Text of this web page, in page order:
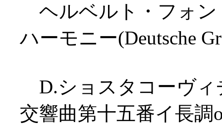
ヘルベルト・フォン
ハーモニー(Deutsche
D.ショスタコーヴ
交響曲第十五番イ長調